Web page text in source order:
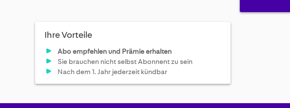
Ihre Vorteile
Abo empfehlen und Prämie erhalten
Sie brauchen nicht selbst Abonnent zu sein
Nach dem 1. Jahr jederzeit kündbar